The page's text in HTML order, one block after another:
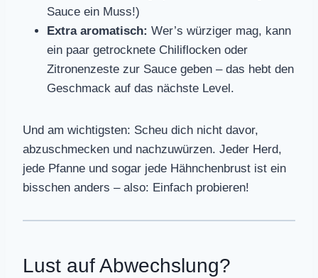
Sauce ein Muss!)
Extra aromatisch: Wer’s würziger mag, kann
ein paar getrocknete Chiliflocken oder
Zitronenzeste zur Sauce geben – das hebt den
Geschmack auf das nächste Level.
Und am wichtigsten: Scheu dich nicht davor,
abzuschmecken und nachzuwürzen. Jeder Herd,
jede Pfanne und sogar jede Hähnchenbrust ist ein
bisschen anders – also: Einfach probieren!
Lust auf Abwechslung?